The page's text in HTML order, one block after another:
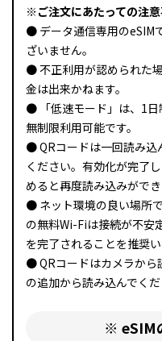
※ご注文にあたっての注
● データ通信専用のeSIM
ざいません。
● 不正利用が認められた
金は出来かねます。
● 「低速モード」は、1
無制限利用可能です。
● QRコードは一回読み込
ください。有効化が完了
めると再度読み込みができ
● ネット環境の良い場所
の無料Wi-Fiは接続が不安
を完了されることを推奨い
● QRコードはカメラか
の追加から読み込んでくだ
※ eSIM